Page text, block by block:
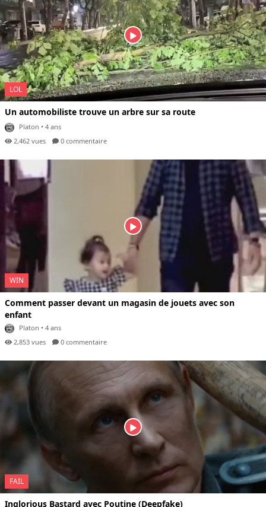
LOL
Un automobiliste trouve un arbre sur sa route
Platon • 4 ans
2,462 vues
0 commentaire
WIN
Comment passer devant un magasin de jouets avec son
enfant
Platon • 4 ans
2,853 vues
0 commentaire
FAIL
Inglorious Bastard avec Poutine (Deepfake)